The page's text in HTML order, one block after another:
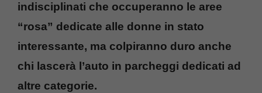
indisciplinati che occuperanno le aree
“rosa” dedicate alle donne in stato
interessante, ma colpiranno duro anche
chi lascerà l’auto in parcheggi dedicati ad
altre categorie.